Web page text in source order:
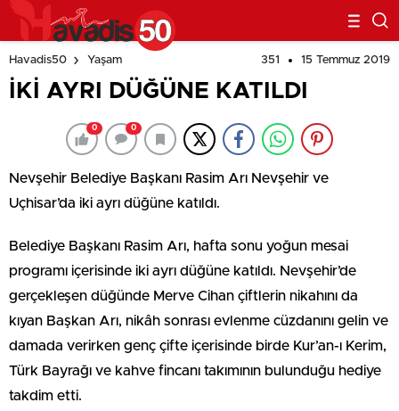
Havadis50 Yaşam 351 15 Temmuz 2019
İKİ AYRI DÜĞÜNE KATILDI
0 0
Nevşehir Belediye Başkanı Rasim Arı Nevşehir ve
Uçhisar’da iki ayrı düğüne katıldı.
Belediye Başkanı Rasim Arı, hafta sonu yoğun mesai
programı içerisinde iki ayrı düğüne katıldı. Nevşehir’de
gerçekleşen düğünde Merve Cihan çiftlerin nikahını da
kıyan Başkan Arı, nikâh sonrası evlenme cüzdanını gelin ve
damada verirken genç çifte içerisinde birde Kur’an-ı Kerim,
Türk Bayrağı ve kahve fincanı takımının bulunduğu hediye
takdim etti.